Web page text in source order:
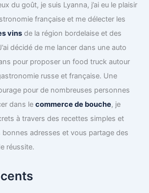
du goût, je suis Lyanna, j’ai eu le plaisir
française et me délecter les
vins de la région bordelaise et des
décidé de me lancer dans une auto
pour proposer un food truck autour
russe et française. Une
pour de nombreuses personnes
dans lecommerce de bouche, je
à travers des recettes simples et
adresses et vous partage des
réussite.